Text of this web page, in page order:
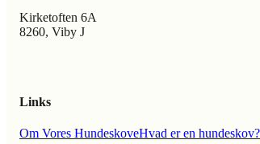
Kirketoften 6A
8260, Viby J
Links
Om Vores HundeskoveHvad er en hundeskov?